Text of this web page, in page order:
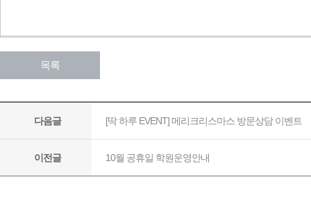
목록
다음글 [딱 하루 EVENT] 메리크리스마스 방문상담 이벤트
이전글 10월 공휴일 학원운영안내